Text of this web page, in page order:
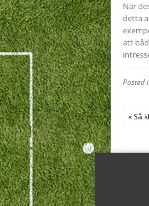
När
detta
att
Posted
« Så